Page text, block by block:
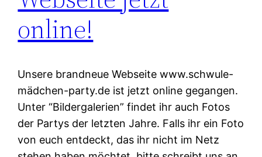
online!
Unsere brandneue Webseite www.schwule-
mädchen-party.de ist jetzt online gegangen.
Unter “Bildergalerien” findet ihr auch Fotos
der Partys der letzten Jahre. Falls ihr ein Foto
von euch entdeckt, das ihr nicht im Netz